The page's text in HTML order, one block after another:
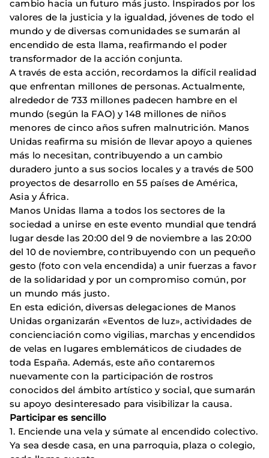
cambio hacia un futuro más justo. Inspirados por los
valores de la justicia y la igualdad, jóvenes de todo el
mundo y de diversas comunidades se sumarán al
encendido de esta llama, reafirmando el poder
transformador de la acción conjunta.
A través de esta acción, recordamos la difícil realidad
que enfrentan millones de personas. Actualmente,
alrededor de 733 millones padecen hambre en el
mundo (según la FAO) y 148 millones de niños
menores de cinco años sufren malnutrición. Manos
Unidas reafirma su misión de llevar apoyo a quienes
más lo necesitan, contribuyendo a un cambio
duradero junto a sus socios locales y a través de 500
proyectos de desarrollo en 55 países de América,
Asia y África.
Manos Unidas llama a todos los sectores de la
sociedad a unirse en este evento mundial que tendrá
lugar desde las 20:00 del 9 de noviembre a las 20:00
del 10 de noviembre, contribuyendo con un pequeño
gesto (foto con vela encendida) a unir fuerzas a favor
de la solidaridad y por un compromiso común, por
un mundo más justo.
En esta edición, diversas delegaciones de Manos
Unidas organizarán «Eventos de luz», actividades de
concienciación como vigilias, marchas y encendidos
de velas en lugares emblemáticos de ciudades de
toda España. Además, este año contaremos
nuevamente con la participación de rostros
conocidos del ámbito artístico y social, que sumarán
su apoyo desinteresado para visibilizar la causa.
Participar es sencillo
1. Enciende una vela y súmate al encendido colectivo.
Ya sea desde casa, en una parroquia, plaza o colegio,